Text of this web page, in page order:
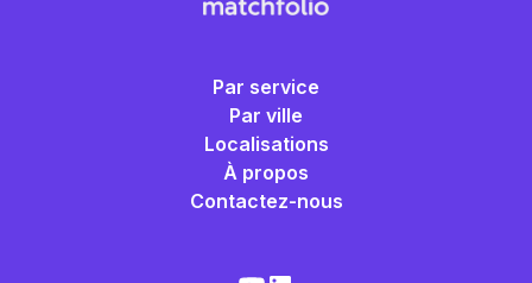
Par service
Par ville
Localisations
À propos
Contactez-nous